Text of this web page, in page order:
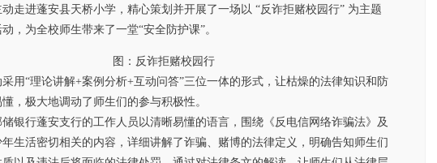
走进蓬安县天桥小学，精心策划并开展了一场以 “反诈拒赌校园行” 为主题
，为全校师生带来了一堂“安全防护课”。
图：反诈拒赌校园行
用“理论讲解+案例分析+互动问答”三位一体的形式，让枯燥的法律知识和防
，极大地调动了师生们的参与积极性。
银行蓬安支行的工作人员以清晰易懂的语言，围绕《反电信网络诈骗法》及
年生活密切相关的内容，详细讲解了诈骗、赌博的法律定义，明确告知师生们